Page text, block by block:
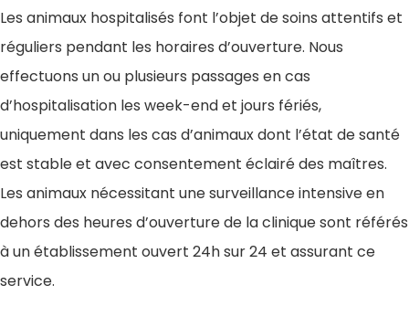
Les animaux hospitalisés font l’objet de soins attentifs et
réguliers pendant les horaires d’ouverture. Nous
effectuons un ou plusieurs passages en cas
d’hospitalisation les week-end et jours fériés,
uniquement dans les cas d’animaux dont l’état de santé
est stable et avec consentement éclairé des maîtres.
Les animaux nécessitant une surveillance intensive en
dehors des heures d’ouverture de la clinique sont référés
à un établissement ouvert 24h sur 24 et assurant ce
service.